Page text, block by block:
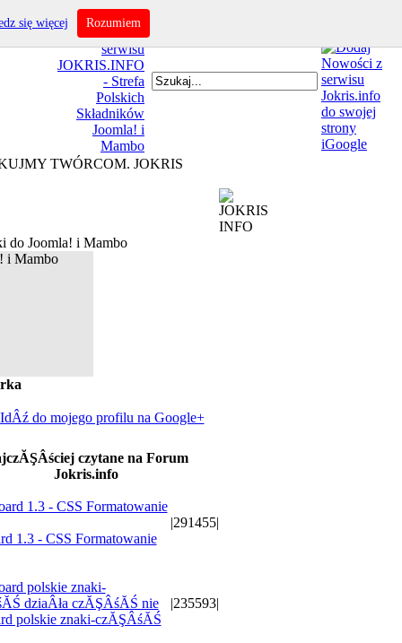
TWÓRCOM. JOKRIS
do Joomla! i Mambo
IdÂź do mojego profilu na Google+
czytane na Forum
Jokris.info
1.3 - CSS Formatowanie
|291455|
polskie znaki-czĂŞÂśĂŚ
|235593|
się więcej Rozumiem